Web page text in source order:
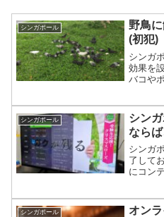
シンガポール
野鳥
(初犯)
シンガ
効果を
バコや
具合。
シンガポール
シン
なら
シンガ
了して
にコン
見る。
いこと
たいの
シンガポール
オン